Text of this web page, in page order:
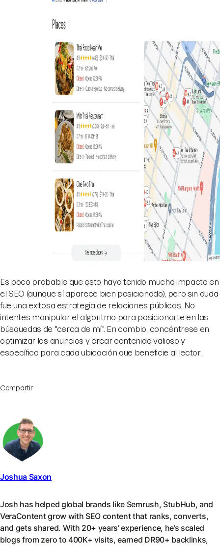
Es poco probable que esto haya tenido mucho impacto en
el SEO (aunque sí aparece bien posicionado), pero sin duda
fue una exitosa estrategia de relaciones públicas. No
intentes manipular el algoritmo para posicionarte en las
búsquedas de "cerca de mí". En cambio, concéntrese en
optimizar los anuncios y crear contenido valioso y
específico para cada ubicación que beneficie al lector.
Compartir
Joshua Saxon
Josh has helped global brands like Semrush, StubHub, and
VeraContent grow with SEO content that ranks, converts,
and gets shared. With 20+ years’ experience, he’s scaled
blogs from zero to 400K+ visits, earned DR90+ backlinks,